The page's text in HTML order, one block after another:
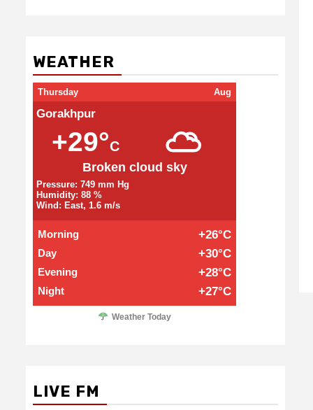
WEATHER
Thursday Aug
Gorakhpur
+29°C
Broken cloud sky
Pressure: 749 mm Hg
Humidity: 88 %
Wind: East, 1.6 m/s
Morning +26°C
Day +30°C
Evening +28°C
Night +27°C
Weather Today
LIVE FM